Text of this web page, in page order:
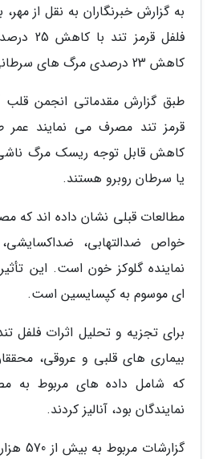
به گزارش خبرنگاران به نقل از
فلفل
کاهش 23 درصدی مرگ های سرطانی مرتبط است.
طبق گزارش مقدماتی انجمن قلب
قرمز تند مصرف می نمایند عمر
کاهش قابل توجه ریسک مرگ ناشی
یا سرطان روبرو هستند.
مطالعات قبلی نشان داده اند که
خواص ضدالتهابی،
نماینده گلوکز خون است. این
ای موسوم به کپسایسین است.
برای تجزیه و تحلیل اثرات فلفل
بیماری های قلبی و عروقی،
که شامل داده های مربوط به
نمایندگان بود، آنالیز کردند.